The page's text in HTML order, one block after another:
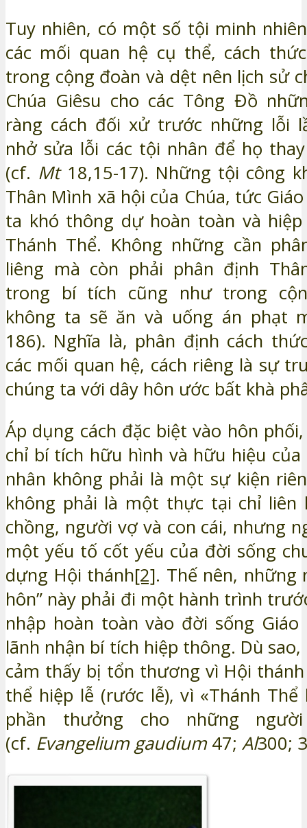
Tuy nhiên, có một số tội minh
các mối quan hệ cụ thể, cách
trong cộng đoàn và dệt nên lịch sử
Chúa Giêsu cho các Tông Đồ
ràng cách đối xử trước những lỗi
nhở sửa lỗi các tội nhân để họ
(cf. Mt18,15-17). Những tội công
Thân Mình xã hội của Chúa, tức
ta khó thông dự hoàn toàn và
Thánh Thể. Không những cần
liêng mà còn phải phân định
trong bí tích cũng như trong
không ta sẽ ăn và uống án phạt
186). Nghĩa là, phân định cách
các mối quan hệ, cách riêng là sự
chúng ta với dây hôn ước bất khà
Áp dụng cách đặc biệt vào hôn
chỉ bí tích hữu hình và hữu hiệu của
nhân không phải là một sự kiện
không phải là một thực tại chỉ liên
chồng, người vợ và con cái, nhưng
một yếu tố cốt yếu của đời sống
dựng Hội thánh[2]. Thế nên, những
hôn” này phải đi một hành trình
nhập hoàn toàn vào đời sống
lãnh nhận bí tích hiệp thông. Dù
cảm thấy bị tổn thương vì Hội
thể hiệp lễ (rước lễ), vì «Thánh Thể
phần thưởng cho những
(cf. Evangelium gaudium47; Al300;